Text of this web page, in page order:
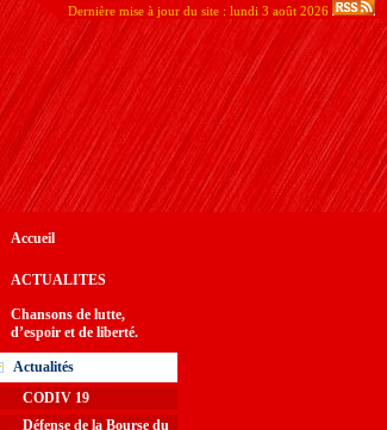
Dernière mise à jour du site : lundi 3 août 2026
Accueil
ACTUALITES
Chansons de lutte,
d’espoir et de liberté.
Actualités
CODIV 19
Défense de la Bourse du